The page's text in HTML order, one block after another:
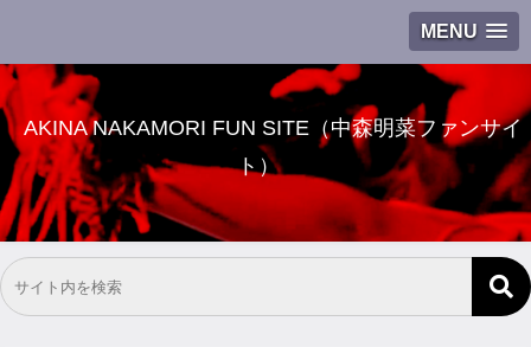
MENU
AKINA NAKAMORI FUN SITE（中森明菜ファンサイ
ト）